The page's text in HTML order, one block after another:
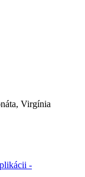
Virgínia
-